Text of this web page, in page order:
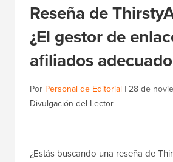
Reseña de
¿El gestor de
afiliados
Por Personal de Editorial | 28 de
Divulgación del Lector
¿Estás buscando una reseña de